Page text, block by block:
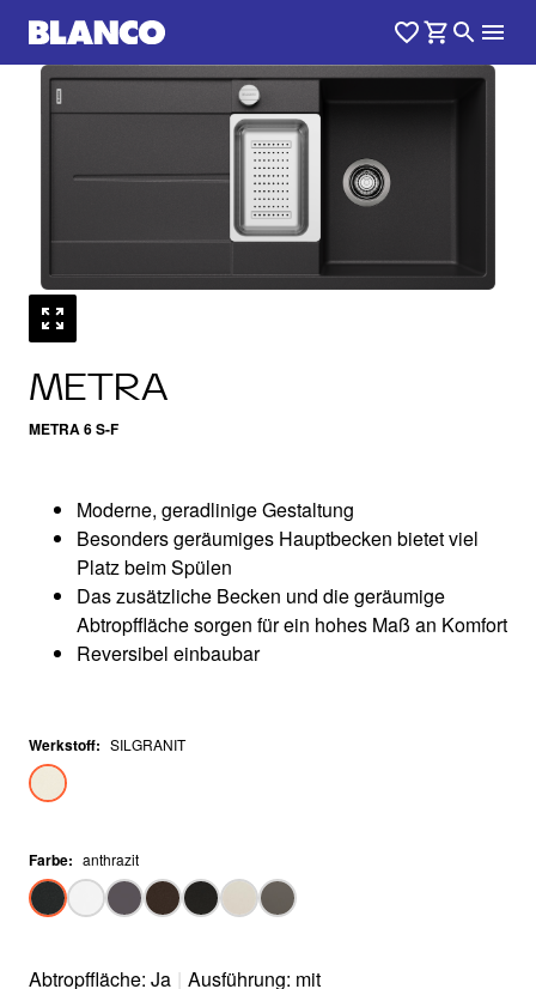
METRA
METRA 6 S-F
Moderne, geradlinige Gestaltung
Besonders geräumiges Hauptbecken bietet viel
Platz beim Spülen
Das zusätzliche Becken und die geräumige
Abtropffläche sorgen für ein hohes Maß an Komfort
Reversibel einbaubar
Werkstoff: SILGRANIT
Farbe: anthrazit
Abtropffläche: Ja | Ausführung: mit